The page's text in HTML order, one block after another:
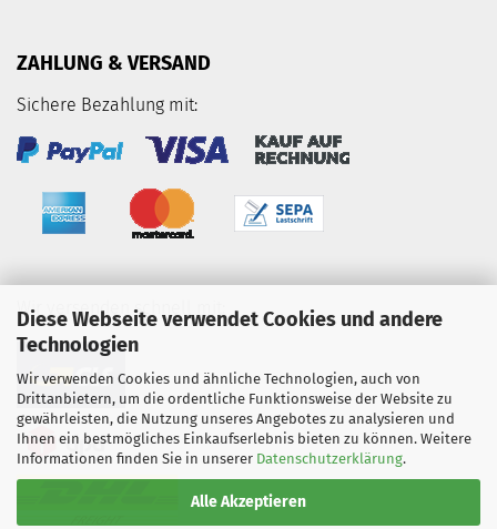
Diese Webseite verwendet Cookies und andere
Technologien
Wir verwenden Cookies und ähnliche Technologien, auch von
Drittanbietern, um die ordentliche Funktionsweise der Website zu
gewährleisten, die Nutzung unseres Angebotes zu analysieren und
Ihnen ein bestmögliches Einkaufserlebnis bieten zu können. Weitere
Informationen finden Sie in unserer Datenschutzerklärung.
Alle Akzeptieren
ZAHLUNG & VERSAND
Sichere Bezahlung mit:
Wir versenden schnell mit: